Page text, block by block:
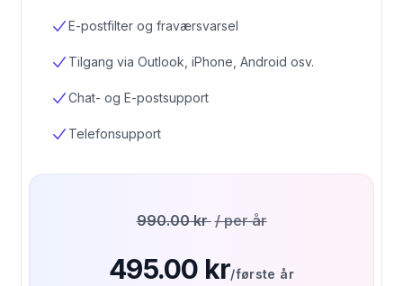
E-postfilter og fraværsvarsel
Tilgang via Outlook, iPhone, Android osv.
Chat- og E-postsupport
Telefonsupport
990.00 kr / per år
495.00 kr/første år